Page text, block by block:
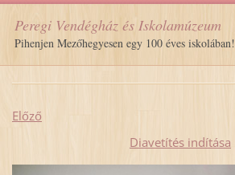
Peregi Vendégház és Iskolamúzeum
Pihenjen Mezőhegyesen egy 100 éves iskolában!
Előző
Diavetítés indítása